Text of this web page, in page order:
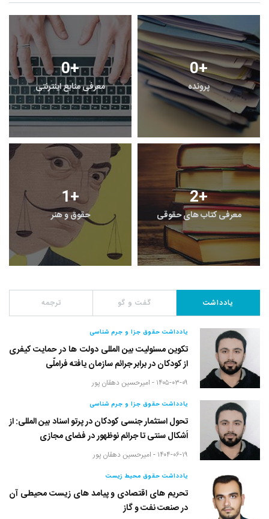
1+
گزارش
0+
معرفی کتابخانه های حقوقی
1+
گفت و گو
0+
یادداشت
یادداشت گفت و گو ترجمه
یادداشت حقوق جزا و جرم شناسی
تکوین مسئولیت بین المللی دولت ها در حمایت کیفری
از کودکان در برابر جرائم سازمان یافته فراملّی
۱۴۰۵-۰۳-۰۹ - امیرحسین دهقان پور
یادداشت حقوق جزا و جرم شناسی
تحول استثمار جنسی کودکان در پرتو اسناد بین المللی: از
اَشکال سنتی تا جرائم نوظهور در فضای مجازی
۱۴۰۴-۰۶-۱۹ - امیرحسین دهقان پور
یادداشت حقوق محیط زیست
تحریم های اقتصادی و پیامد های زیست محیطی آن
در صنعت نفت و گاز